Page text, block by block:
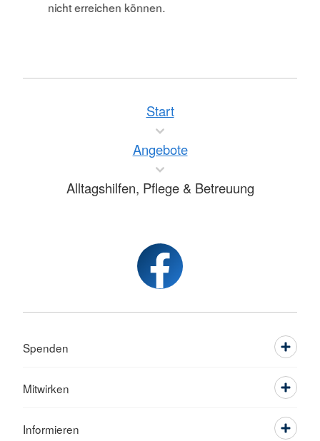
nicht erreichen können.
Start
Angebote
Alltagshilfen, Pflege & Betreuung
Spenden
Mitwirken
Informieren